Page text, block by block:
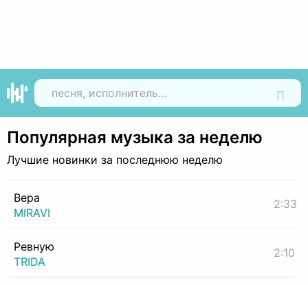
Популярная музыка за неделю
Лучшие новинки за последнюю неделю
Вера
MIRAVI
2:33
Ревную
TRIDA
2:10